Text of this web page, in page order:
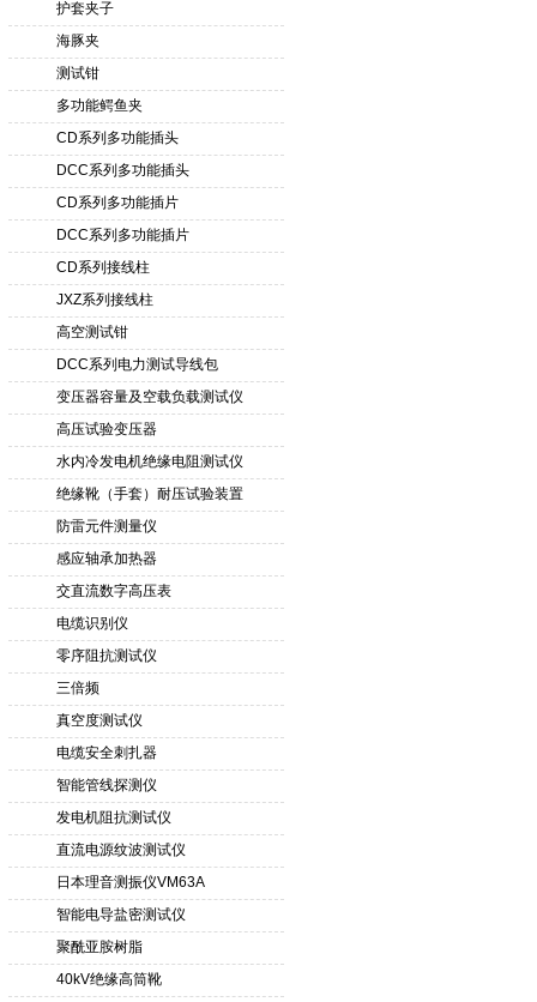
护套夹子
海豚夹
测试钳
多功能鳄鱼夹
CD系列多功能插头
DCC系列多功能插头
CD系列多功能插片
DCC系列多功能插片
CD系列接线柱
JXZ系列接线柱
高空测试钳
DCC系列电力测试导线包
变压器容量及空载负载测试仪
高压试验变压器
水内冷发电机绝缘电阻测试仪
绝缘靴（手套）耐压试验装置
防雷元件测量仪
感应轴承加热器
交直流数字高压表
电缆识别仪
零序阻抗测试仪
三倍频
真空度测试仪
电缆安全刺扎器
智能管线探测仪
发电机阻抗测试仪
直流电源纹波测试仪
日本理音测振仪VM63A
智能电导盐密测试仪
聚酰亚胺树脂
40kV绝缘高筒靴